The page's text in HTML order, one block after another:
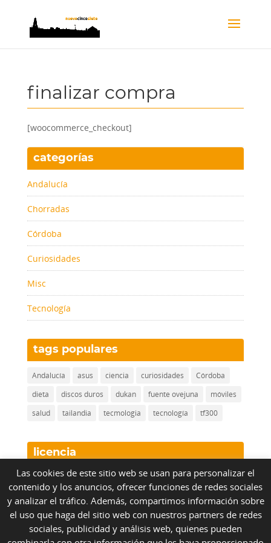
finalizar compra
[woocommerce_checkout]
categorías
Andalucía
Chorradas
Córdoba
Curiosidades
Misc
Tecnología
tags populares
Andalucía asus ciencia curiosidades
Córdoba
dieta
discos duros dukan fuente ovejuna
móviles
salud
tailandia tecmologia tecnología tf300
licencia
Nueve Cinco SietebyNueveCincoSiete.combajo
licenciaCreative Commons Reconocimiento No
Comercial Sin Obra Derivada 3.0 Unported License.
Las cookies de este sitio web se usan para personalizar el
contenido y los anuncios, ofrecer funciones de redes sociales
y analizar el tráfico. Además, compartimos información sobre
el uso que haga del sitio web con nuestros partners de redes
sociales, publicidad y análisis web, quienes pueden